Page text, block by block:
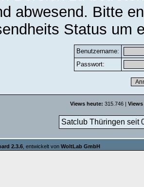
abwesend. Bitte
Status um
Benutzername:
Passwort:
Views heute: 315.746 |
Satclub Thüringen seit
2.3.6 , entwickelt von WoltLab GmbH